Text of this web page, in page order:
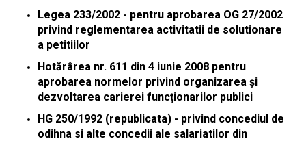
Legea 233/2002 - pentru aprobarea OG 27/2002
privind reglementarea activitatii de solutionare
a petitiilor
Hotărârea nr. 611 din 4 iunie 2008 pentru
aprobarea normelor privind organizarea și
dezvoltarea carierei funcționarilor publici
HG 250/1992 (republicata) - privind concediul de
odihna si alte concedii ale salariatilor din